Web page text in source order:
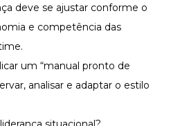
deve se ajustar conforme o
e competência das
um “manual pronto de
analisar e adaptar o estilo